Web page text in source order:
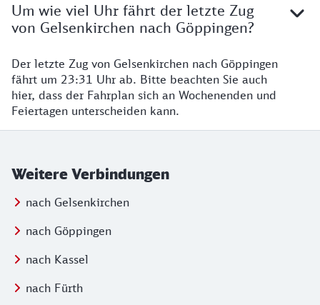
Um wie viel Uhr fährt der letzte Zug
von Gelsenkirchen nach Göppingen?
Der letzte Zug von Gelsenkirchen nach Göppingen
fährt um 23:31 Uhr ab. Bitte beachten Sie auch
hier, dass der Fahrplan sich an Wochenenden und
Feiertagen unterscheiden kann.
Weitere Verbindungen
nach Gelsenkirchen
nach Göppingen
nach Kassel
nach Fürth